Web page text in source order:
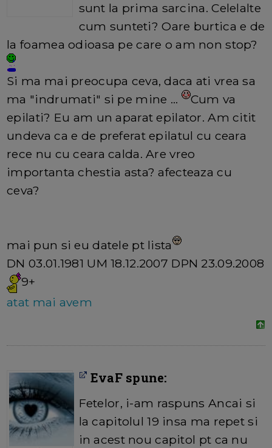
sunt la prima sarcina. Celelalte
cum sunteti? Oare burtica e de
la foamea odioasa pe care o am non stop?
Si ma mai preocupa ceva, daca ati vrea sa
ma "indrumati" si pe mine ...
Cum va
epilati? Eu am un aparat epilator. Am citit
undeva ca e de preferat epilatul cu ceara
rece nu cu ceara calda. Are vreo
importanta chestia asta? afecteaza cu
ceva?
mai pun si eu datele pt lista
DN 03.01.1981 UM 18.12.2007 DPN 23.09.2008
9+
atat mai avem
EvaF spune:
Fetelor, i-am raspuns Ancai si
la capitolul 19 insa ma repet si
in acest nou capitol pt ca nu